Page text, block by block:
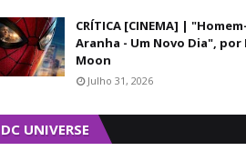
CRÍTICA [CINEMA] | "Homem-
Aranha - Um Novo Dia", por
Moon
Julho 31, 2026
DC UNIVERSE